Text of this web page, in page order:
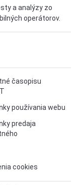
a analýzy zo
operátorov.
časopisu
používania webu
predaja
cookies